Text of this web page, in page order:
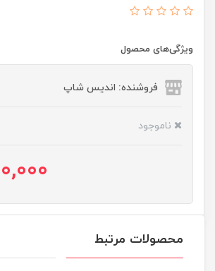
ویژگی‌های محصول
فروشنده: اندیس شاپ
ناموجود
محصولات مرتبط